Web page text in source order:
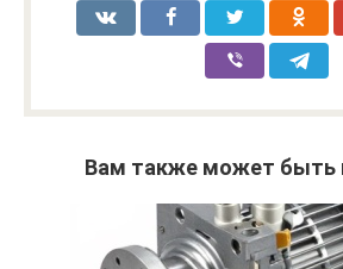
Вам также может быть